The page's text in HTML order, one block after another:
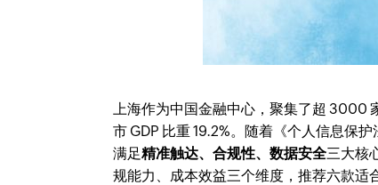
上海作为中国金融中心，聚集了超 3000
市 GDP 比重 19.2%。随着《个人信息保
满足精准触达、合规性、数据安全三大核
规能力、成本效益三个维度，推荐六款适